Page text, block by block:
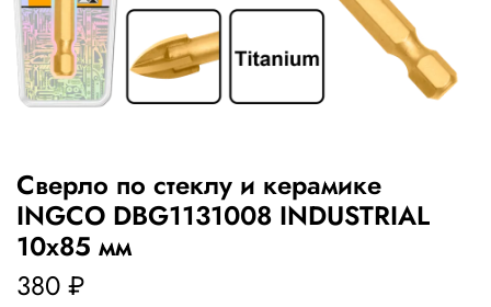
Сверло по стеклу и керамике
INGCO DBG1131008 INDUSTRIAL
10x85 мм
380 ₽